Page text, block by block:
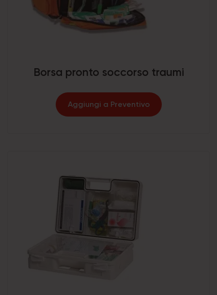
Borsa pronto soccorso traumi
Aggiungi a Preventivo